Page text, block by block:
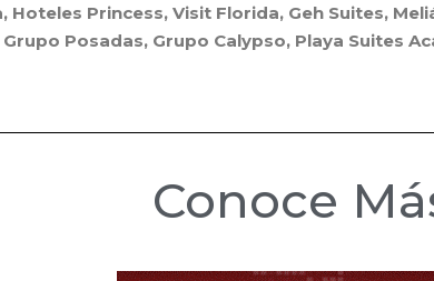
Hoteles Princess, Visit Florida, Geh Suites,
Posadas, Grupo Calypso, Playa Suites
Conoce